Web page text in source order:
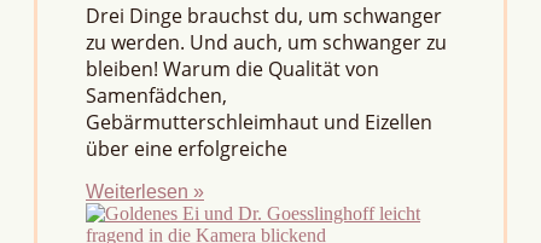
Drei Dinge brauchst du, um schwanger
zu werden. Und auch, um schwanger zu
bleiben! Warum die Qualität von
Samenfädchen,
Gebärmutterschleimhaut und Eizellen
über eine erfolgreiche
Weiterlesen »